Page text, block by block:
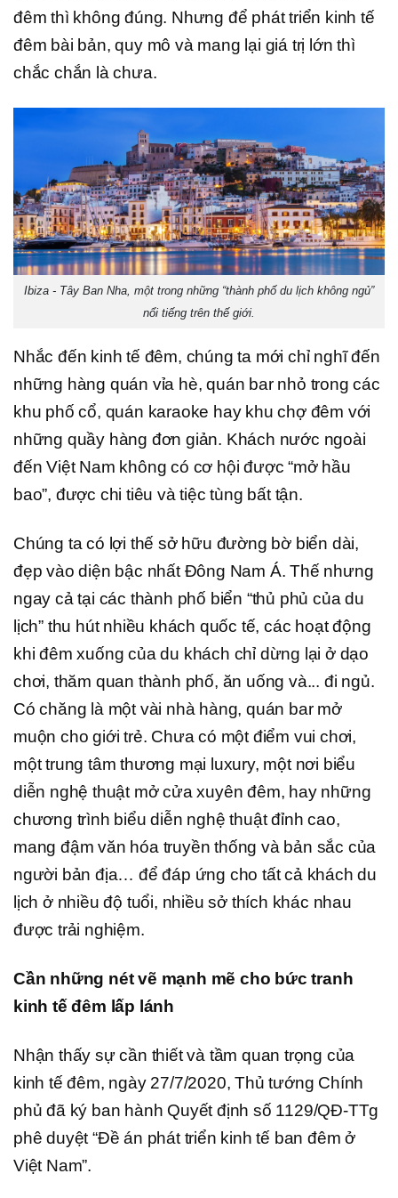
đêm thì không đúng. Nhưng để phát triển kinh tế
đêm bài bản, quy mô và mang lại giá trị lớn thì
chắc chắn là chưa.
Ibiza - Tây Ban Nha, một trong những “thành phố du lịch không ngủ”
nổi tiếng trên thế giới.
Nhắc đến kinh tế đêm, chúng ta mới chỉ nghĩ đến
những hàng quán vỉa hè, quán bar nhỏ trong các
khu phố cổ, quán karaoke hay khu chợ đêm với
những quầy hàng đơn giản. Khách nước ngoài
đến Việt Nam không có cơ hội được “mở hầu
bao”, được chi tiêu và tiệc tùng bất tận.
Chúng ta có lợi thế sở hữu đường bờ biển dài,
đẹp vào diện bậc nhất Đông Nam Á. Thế nhưng
ngay cả tại các thành phố biển “thủ phủ của du
lịch” thu hút nhiều khách quốc tế, các hoạt động
khi đêm xuống của du khách chỉ dừng lại ở dạo
chơi, thăm quan thành phố, ăn uống và... đi ngủ.
Có chăng là một vài nhà hàng, quán bar mở
muộn cho giới trẻ. Chưa có một điểm vui chơi,
một trung tâm thương mại luxury, một nơi biểu
diễn nghệ thuật mở cửa xuyên đêm, hay những
chương trình biểu diễn nghệ thuật đỉnh cao,
mang đậm văn hóa truyền thống và bản sắc của
người bản địa… để đáp ứng cho tất cả khách du
lịch ở nhiều độ tuổi, nhiều sở thích khác nhau
được trải nghiệm.
Cần những nét vẽ mạnh mẽ cho bức tranh
kinh tế đêm lấp lánh
Nhận thấy sự cần thiết và tầm quan trọng của
kinh tế đêm, ngày 27/7/2020, Thủ tướng Chính
phủ đã ký ban hành Quyết định số 1129/QĐ-TTg
phê duyệt “Đề án phát triển kinh tế ban đêm ở
Việt Nam”.